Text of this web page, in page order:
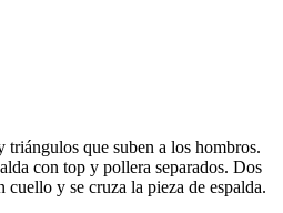
triángulos que suben a los hombros.
con top y pollera separados. Dos
cuello y se cruza la pieza de espalda.